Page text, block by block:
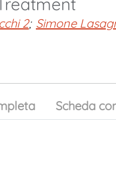
2; Simone
Scheda